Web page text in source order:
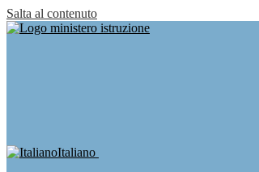
Salta al contenuto
Italiano